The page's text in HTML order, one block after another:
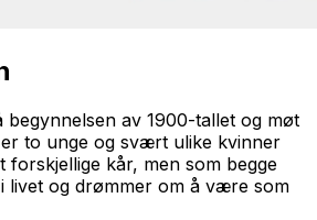
begynnelsen av 1900-tallet og møt
to unge og svært ulike kvinner
forskjellige kår, men som begge
livet og drømmer om å være som